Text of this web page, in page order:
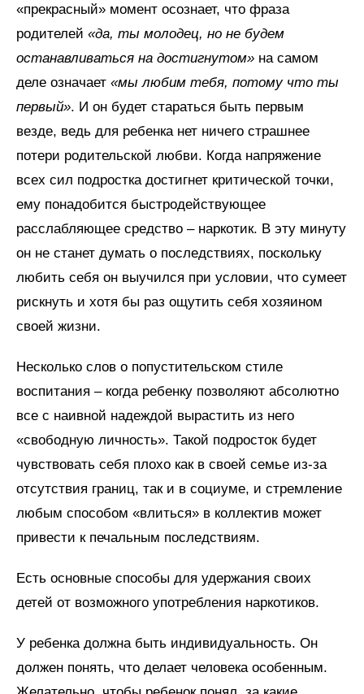
«прекрасный» момент осознает, что фраза
родителей «да, ты молодец, но не будем
останавливаться на достигнутом» на самом
деле означает «мы любим тебя, потому что ты
первый». И он будет стараться быть первым
везде, ведь для ребенка нет ничего страшнее
потери родительской любви. Когда напряжение
всех сил подростка достигнет критической точки,
ему понадобится быстродействующее
расслабляющее средство – наркотик. В эту минуту
он не станет думать о последствиях, поскольку
любить себя он выучился при условии, что сумеет
рискнуть и хотя бы раз ощутить себя хозяином
своей жизни.
Несколько слов о попустительском стиле
воспитания – когда ребенку позволяют абсолютно
все с наивной надеждой вырастить из него
«свободную личность». Такой подросток будет
чувствовать себя плохо как в своей семье из-за
отсутствия границ, так и в социуме, и стремление
любым способом «влиться» в коллектив может
привести к печальным последствиям.
Есть основные способы для удержания своих
детей от возможного употребления наркотиков.
У ребенка должна быть индивидуальность. Он
должен понять, что делает человека особенным.